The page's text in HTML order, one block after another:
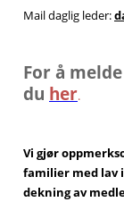
Mail daglig leder:
For å
du her.
Vi gjør
familier med lav
dekning av